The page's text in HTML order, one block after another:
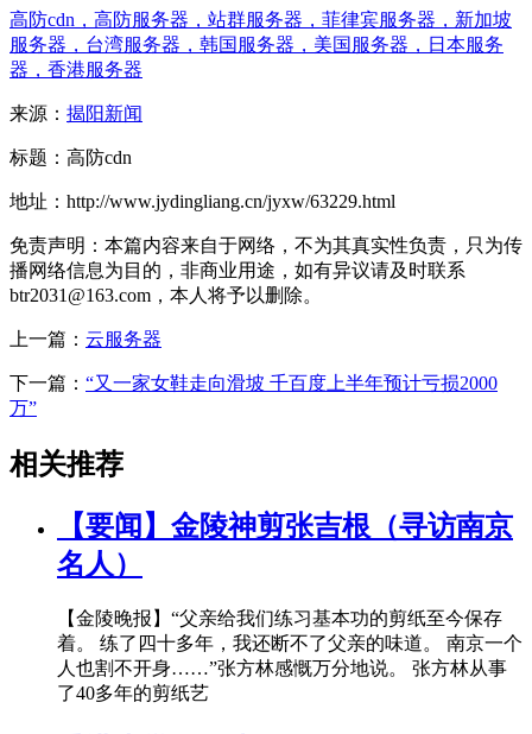
高防cdn，高防服务器，站群服务器，菲律宾服务器，新加坡
服务器，台湾服务器，韩国服务器，美国服务器，日本服务
器，香港服务器
来源： 揭阳新闻
标题：高防cdn
地址：http://www.jydingliang.cn/jyxw/63229.html
免责声明：本篇内容来自于网络，不为其真实性负责，只为传
播网络信息为目的，非商业用途，如有异议请及时联系
btr2031@163.com，本人将予以删除。
上一篇： 云服务器
下一篇： “又一家女鞋走向滑坡 千百度上半年预计亏损2000
万”
相关推荐
【要闻】金陵神剪张吉根（寻访南京
名人）
【金陵晚报】“父亲给我们练习基本功的剪纸至今保存
着。 练了四十多年，我还断不了父亲的味道。 南京一个
人也割不开身……”张方林感慨万分地说。 张方林从事
了40多年的剪纸艺